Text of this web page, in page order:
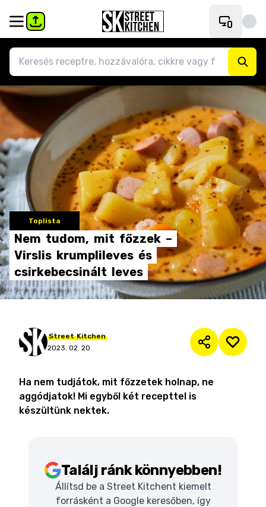
Toplista
Nem tudom, mit főzzek –
Virslis krumplileves és
csirkebecsinált leves
Street Kitchen
2023. 02. 20.
Ha nem tudjátok, mit főzzetek holnap, ne
aggódjatok! Mi egyből két recepttel is
készültünk nektek.
Találj ránk könnyebben!
Állítsd be a Street Kitchent kiemelt
forrásként a Google keresőben, így